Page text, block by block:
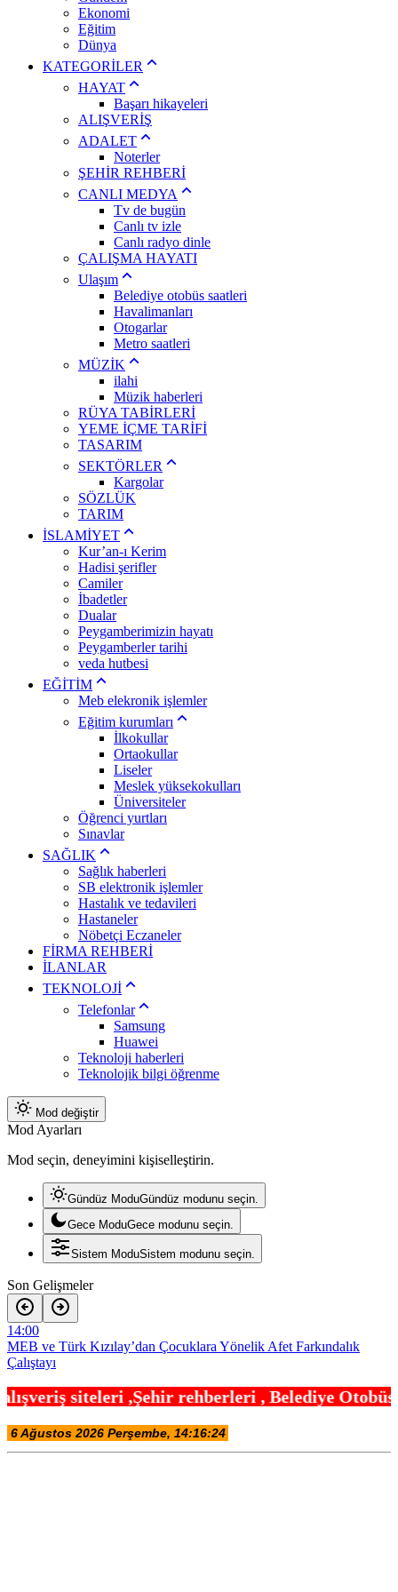
Ekonomi
Eğitim
Dünya
KATEGORİLER
HAYAT
Başarı hikayeleri
ALIŞVERİŞ
ADALET
Noterler
ŞEHİR REHBERİ
CANLI MEDYA
Tv de bugün
Canlı tv izle
Canlı radyo dinle
ÇALIŞMA HAYATI
Ulaşım
Belediye otobüs saatleri
Havalimanları
Otogarlar
Metro saatleri
MÜZİK
ilahi
Müzik haberleri
RÜYA TABİRLERİ
YEME İÇME TARİFİ
TASARIM
SEKTÖRLER
Kargolar
SÖZLÜK
TARIM
İSLAMİYET
Kur’an-ı Kerim
Hadisi şerifler
Camiler
İbadetler
Dualar
Peygamberimizin hayatı
Peygamberler tarihi
veda hutbesi
EĞİTİM
Meb elekronik işlemler
Eğitim kurumları
İlkokullar
Ortaokullar
Liseler
Meslek yüksekokulları
Üniversiteler
Öğrenci yurtları
Sınavlar
SAĞLIK
Sağlık haberleri
SB elektronik işlemler
Hastalık ve tedavileri
Hastaneler
Nöbetçi Eczaneler
FİRMA REHBERİ
İLANLAR
TEKNOLOJİ
Telefonlar
Samsung
Huawei
Teknoloji haberleri
Teknolojik bilgi öğrenme
Mod değiştir
Mod Ayarları
Mod seçin, deneyimini kişiselleştirin.
Gündüz ModuGündüz modunu seçin.
Gece ModuGece modunu seçin.
Sistem ModuSistem modunu seçin.
Son Gelişmeler
14:00
MEB ve Türk Kızılay’dan Çocuklara Yönelik Afet Farkındalık
Çalıştayı
Bursa Nilüfer’de Başkan Özdemir, Esentepeliler’i dinledi
13:48
İstanbul Maltepe’de ilaçlama çalışmaları sürüyor
,Şehir rehberleri , Belediye